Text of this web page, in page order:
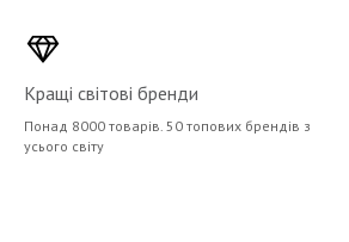
Кращі світові бренди
Понад 8000 товарів. 50 топових брендів з
усього світу